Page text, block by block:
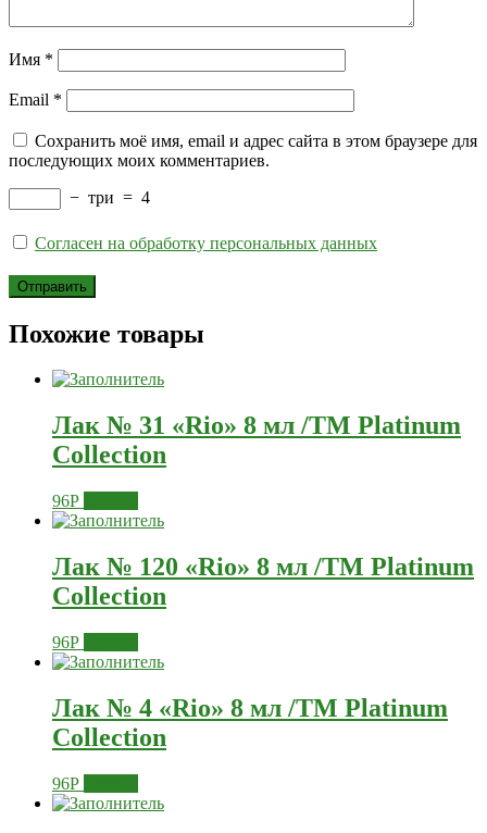
Имя *
Email *
Сохранить моё имя, email и адрес сайта в этом браузере для
последующих моих комментариев.
− три = 4
Согласен на обработку персональных данных
Похожие товары
Лак № 31 «Rio» 8 мл /ТМ Platinum
Collection
96Р
Лак № 120 «Rio» 8 мл /ТМ Platinum
Collection
96Р
Лак № 4 «Rio» 8 мл /ТМ Platinum
Collection
96Р